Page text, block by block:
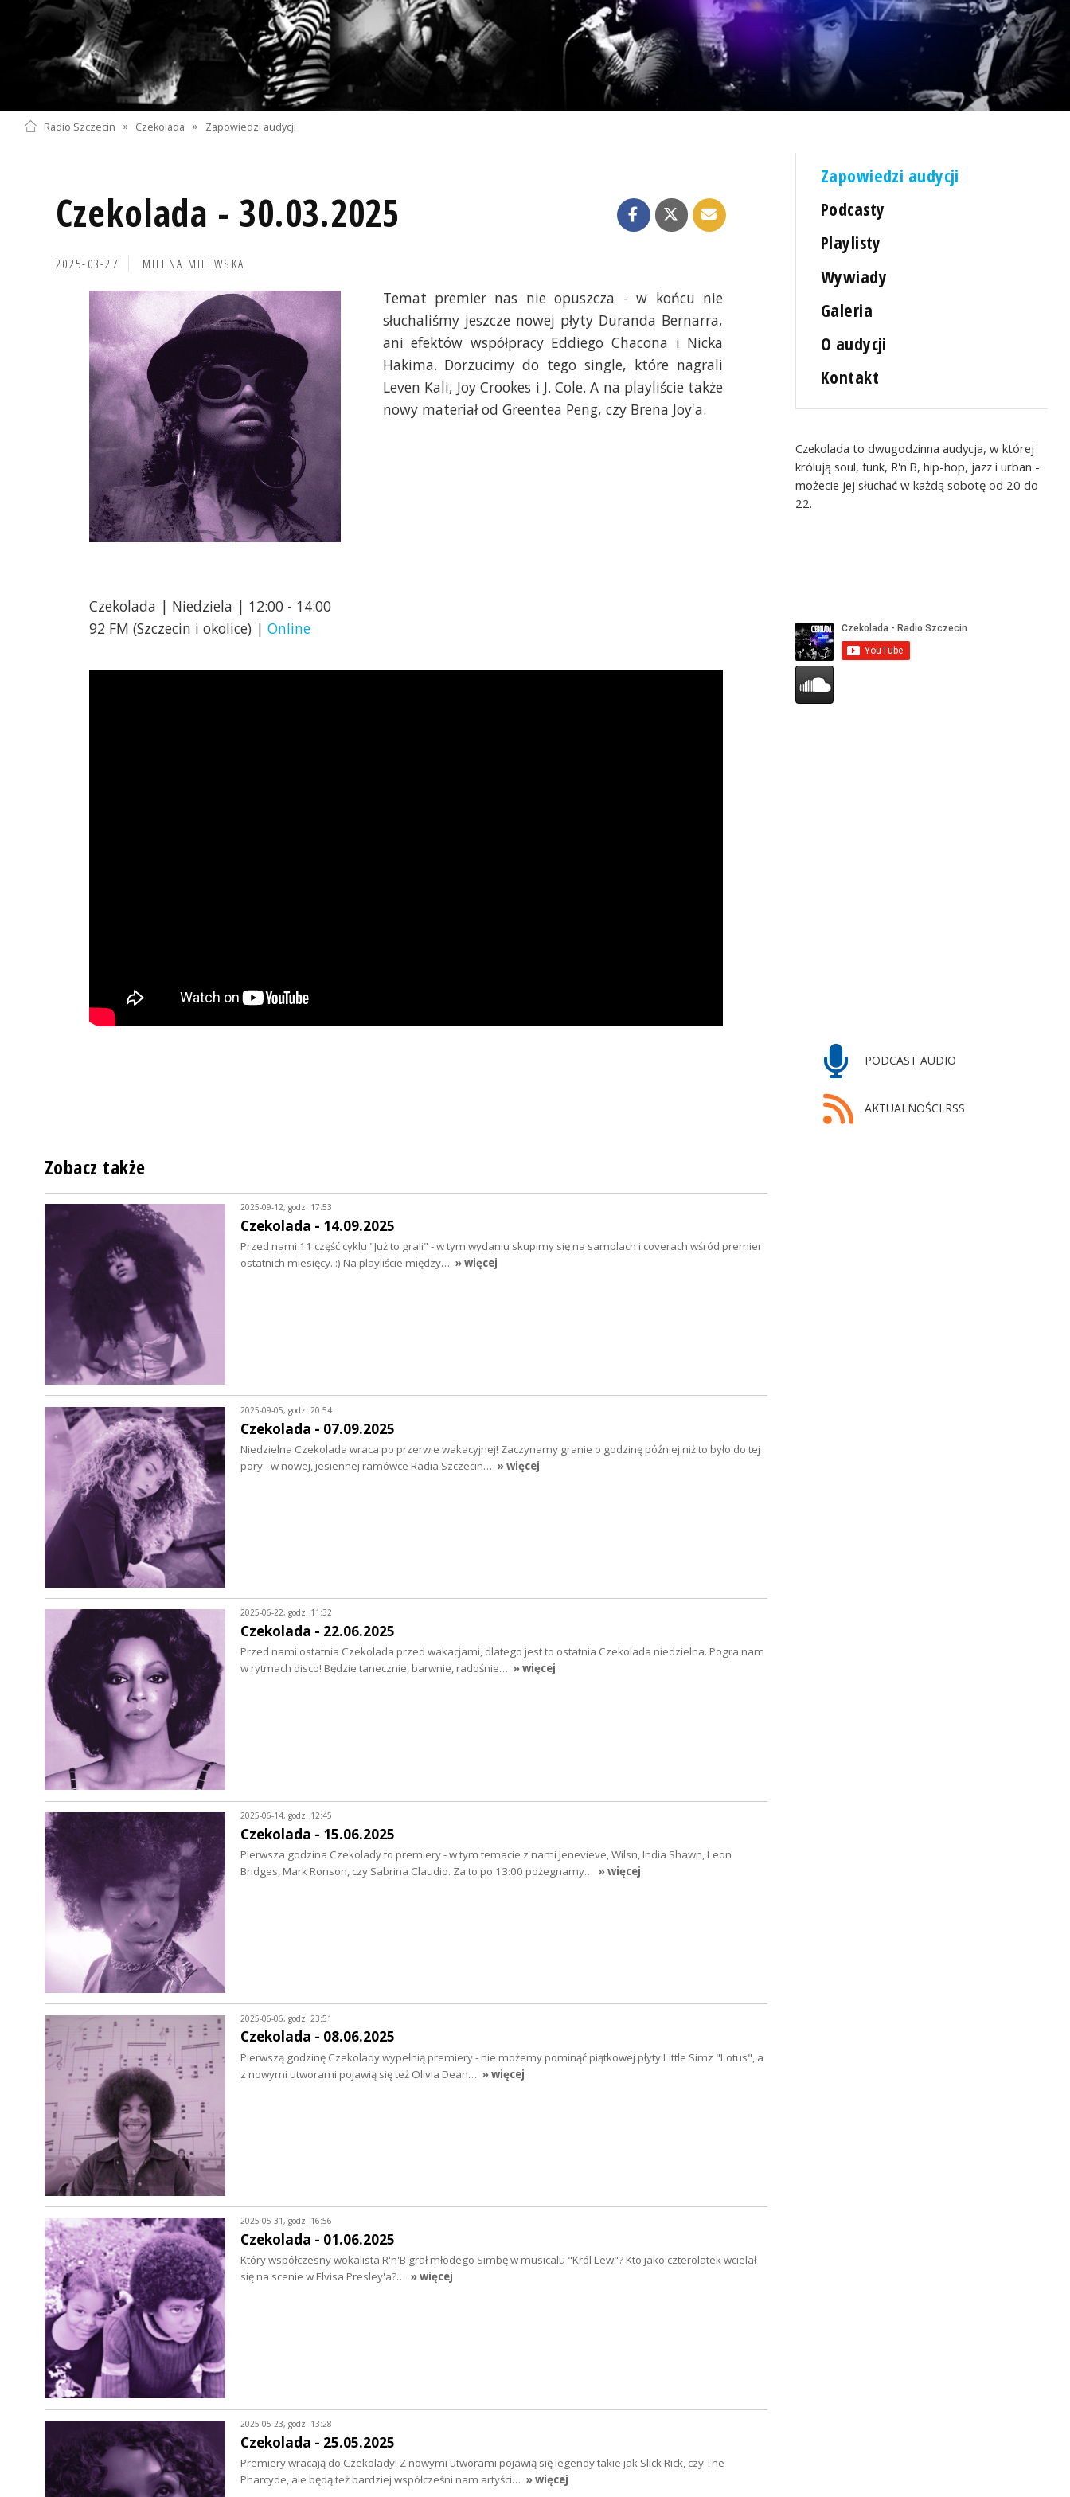
Radio Szczecin » Czekolada » Zapowiedzi audycji
Czekolada - 30.03.2025
2025-03-27 MILENA MILEWSKA
Temat premier nas nie opuszcza - w końcu nie
słuchaliśmy jeszcze nowej płyty Duranda Bernarra,
ani efektów współpracy Eddiego Chacona i Nicka
Hakima. Dorzucimy do tego single, które nagrali
Leven Kali, Joy Crookes i J. Cole. A na playliście także
nowy materiał od Greentea Peng, czy Brena Joy'a.
Czekolada | Niedziela | 12:00 - 14:00
92 FM (Szczecin i okolice) | Online
Zapowiedzi audycji
Podcasty
Playlisty
Wywiady
Galeria
O audycji
Kontakt
Czekolada to dwugodzinna audycja, w której
królują soul, funk, R'n'B, hip-hop, jazz i urban -
możecie jej słuchać w każdą sobotę od 20 do
22.
PODCAST AUDIO
AKTUALNOŚCI RSS
Zobacz także
2025-09-12, godz. 17:53
Czekolada - 14.09.2025
Przed nami 11 część cyklu "Już to grali" - w tym wydaniu skupimy się na samplach i coverach wśród premier
ostatnich miesięcy. :) Na playliście między… » więcej
2025-09-05, godz. 20:54
Czekolada - 07.09.2025
Niedzielna Czekolada wraca po przerwie wakacyjnej! Zaczynamy granie o godzinę później niż to było do tej
pory - w nowej, jesiennej ramówce Radia Szczecin… » więcej
2025-06-22, godz. 11:32
Czekolada - 22.06.2025
Przed nami ostatnia Czekolada przed wakacjami, dlatego jest to ostatnia Czekolada niedzielna. Pogra nam
w rytmach disco! Będzie tanecznie, barwnie, radośnie… » więcej
2025-06-14, godz. 12:45
Czekolada - 15.06.2025
Pierwsza godzina Czekolady to premiery - w tym temacie z nami Jenevieve, Wilsn, India Shawn, Leon
Bridges, Mark Ronson, czy Sabrina Claudio. Za to po 13:00 pożegnamy… » więcej
2025-06-06, godz. 23:51
Czekolada - 08.06.2025
Pierwszą godzinę Czekolady wypełnią premiery - nie możemy pominąć piątkowej płyty Little Simz "Lotus", a
z nowymi utworami pojawią się też Olivia Dean… » więcej
2025-05-31, godz. 16:56
Czekolada - 01.06.2025
Który współczesny wokalista R'n'B grał młodego Simbę w musicalu "Król Lew"? Kto jako czterolatek wcielał
się na scenie w Elvisa Presley'a?… » więcej
2025-05-23, godz. 13:28
Czekolada - 25.05.2025
Premiery wracają do Czekolady! Z nowymi utworami pojawią się legendy takie jak Slick Rick, czy The
Pharcyde, ale będą też bardziej współcześni nam artyści… » więcej